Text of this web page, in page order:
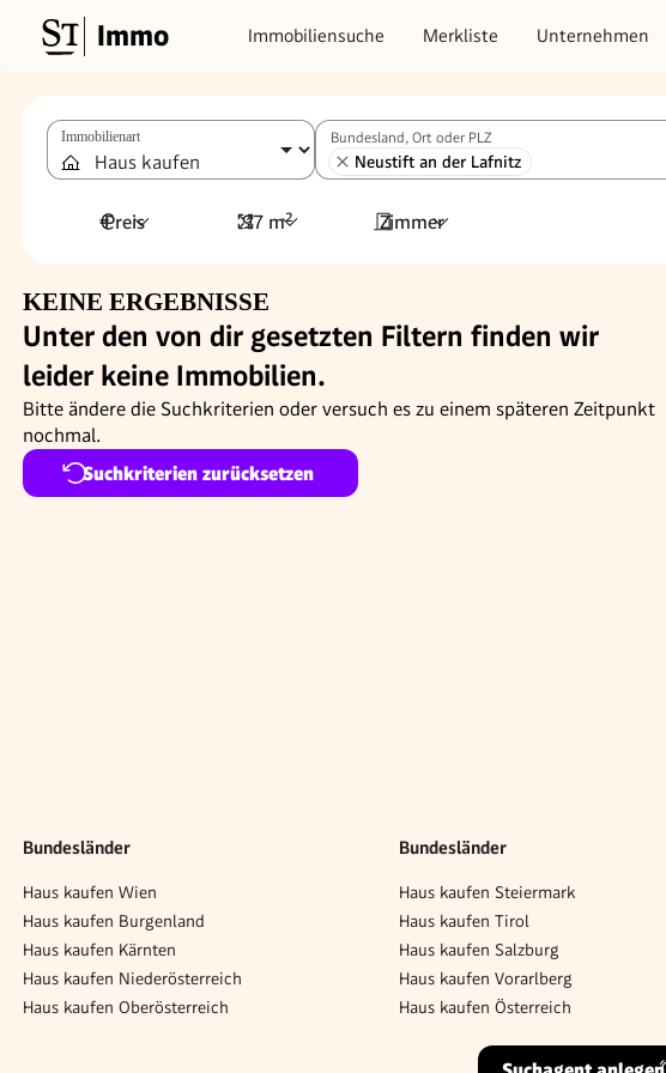
Immo Immobiliensuche Merkliste Unternehmen
Immobilienart Bundesland, Ort oder PLZ
Neustift an der Lafnitz
Preis 97 m² Zimmer
KEINE ERGEBNISSE
Unter den von dir gesetzten Filtern finden wir
leider keine Immobilien.
Bitte ändere die Suchkriterien oder versuch es zu einem späteren Zeitpunkt
nochmal.
Suchkriterien zurücksetzen
Bundesländer
Haus kaufen Wien
Haus kaufen Burgenland
Haus kaufen Kärnten
Haus kaufen Niederösterreich
Haus kaufen Oberösterreich
Bundesländer
Haus kaufen Steiermark
Haus kaufen Tirol
Haus kaufen Salzburg
Haus kaufen Vorarlberg
Haus kaufen Österreich